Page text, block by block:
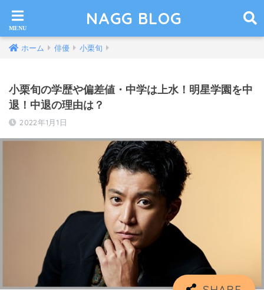
NAGG BLOG
ホーム 俳優 小栗旬
小栗旬の学歴や偏差値・中学は上水！明星学園を中
退！中退の理由は？
2022年1月1日